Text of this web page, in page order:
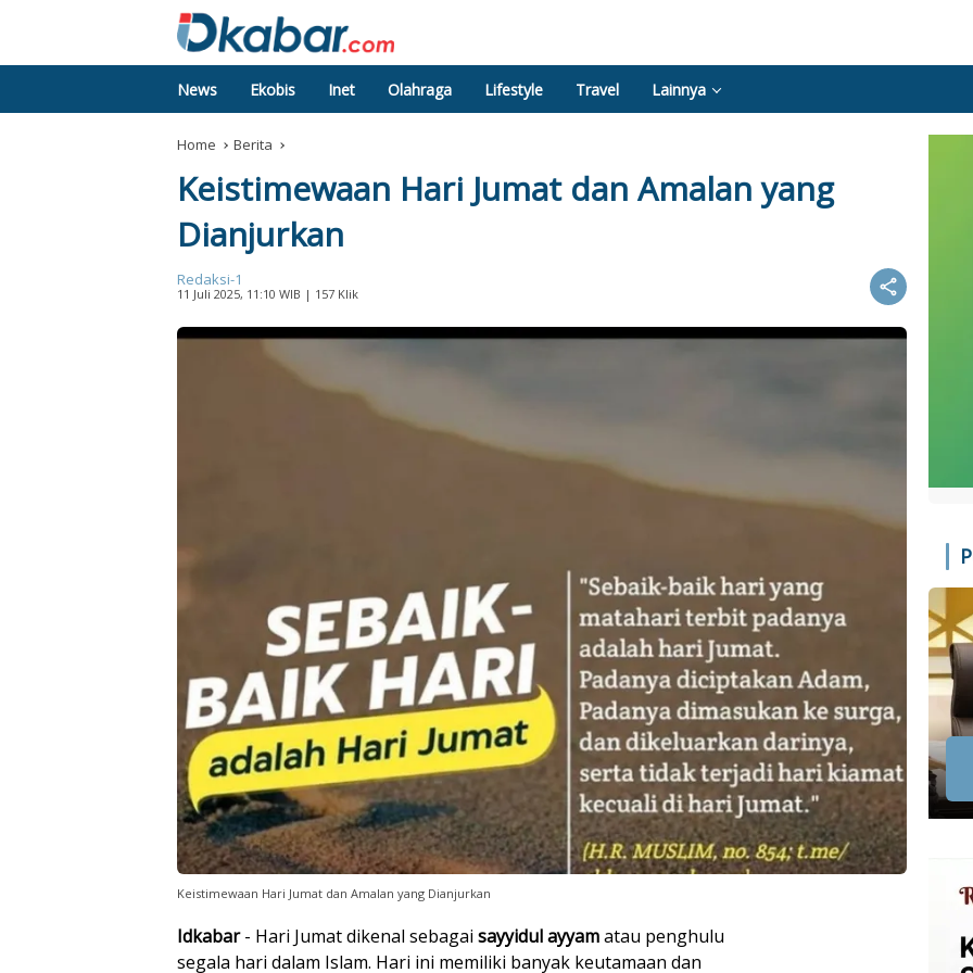
News Ekobis Inet Olahraga Lifestyle Travel Lainnya
Home Berita
Keistimewaan Hari Jumat dan Amalan yang
Dianjurkan
Redaksi-1
11 Juli 2025, 11:10 WIB | 157 Klik
Keistimewaan Hari Jumat dan Amalan yang Dianjurkan
Idkabar- Hari Jumat dikenal sebagai sayyidul ayyamatau penghulu
segala hari dalam Islam. Hari ini memiliki banyak keutamaan dan